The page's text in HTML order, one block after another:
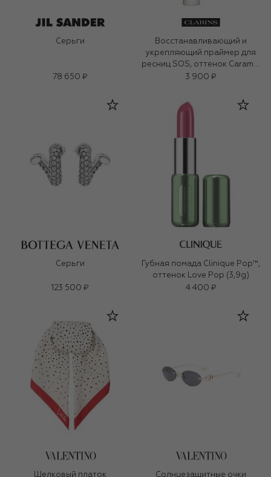
Серьги
78 650 ₽
Восстанавливающий и
укрепляющий праймер для
ресниц SOS, оттенок Caramel
(8ml)
3 900 ₽
Серьги
123 500 ₽
Губная помада Clinique Pop™,
оттенок Love Pop (3,9g)
4 400 ₽
Шелковый платок Солнцезащитные очки